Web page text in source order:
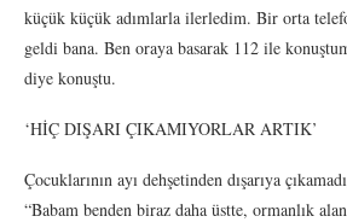
küçük küçük adımlarla ilerledim. Bir orta
geldi bana. Ben oraya basarak 112 ile
diye konuştu.
‘HİÇ DIŞARI ÇIKAMIYORLAR ARTIK’
Çocuklarının ayı dehşetinden dışarıya
“Babam benden biraz daha üstte, ormanlık